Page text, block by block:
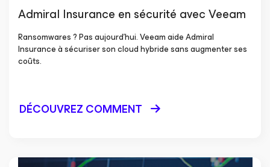
Admiral Insurance en sécurité avec Veeam
Ransomwares ? Pas aujourd’hui. Veeam aide Admiral
Insurance à sécuriser son cloud hybride sans augmenter ses
coûts.
DÉCOUVREZ COMMENT